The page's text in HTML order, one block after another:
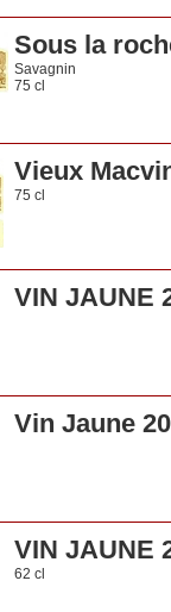
Sous la
Savagnin
75 cl
Vieux
75 cl
VIN JAUNE
Vin Jaune
VIN JAUNE
62 cl